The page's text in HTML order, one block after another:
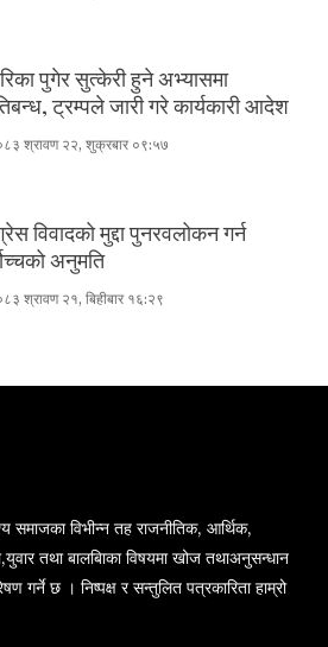
पुगेर सुत्केरी हुने अभ्यासमा
ट्रम्पले जारी गरे कार्यकारी आदेश
श्रावण २२, शुक्रबार ०९:५७
विवादको मुद्दा पुनरवलोकन गर्न
अनुमति
श्रावण २१, बिहीबार १६:२९
समाजका विभीन्न तह राजनीतिक, आर्थिक,
तथा बालबािका विषयमा खोज तथाअनुसन्धान
गर्ने छ । निष्पक्ष र सन्तुलित पत्रकारिता हाम्रो